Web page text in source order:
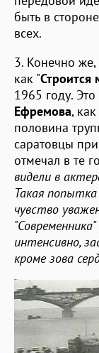
быть в
всех.
3. Конечно же,
как "Строится
1965 году.
Ефремова,
половина
саратовцы
отмечал в те
видели в
Такая
чувство
интенсивно,
кроме зова